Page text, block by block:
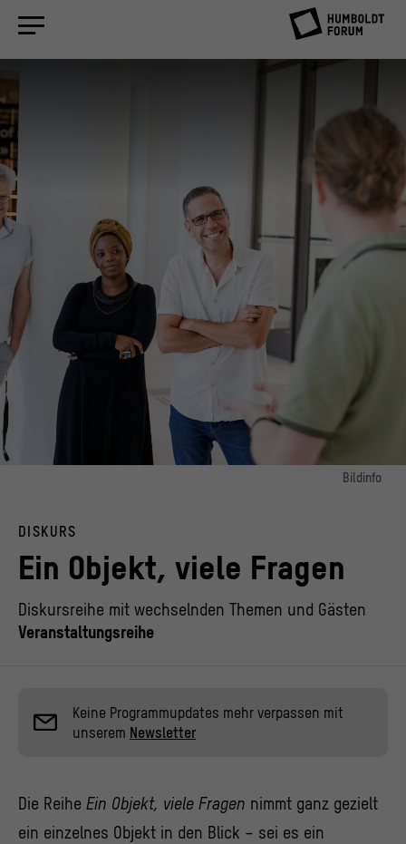
Bildinfo
DISKURS
Ein Objekt, viele Fragen
Diskursreihe mit wechselnden Themen und Gästen
Veranstaltungsreihe
Keine Programmupdates mehr verpassen mit
unserem Newsletter
Die Reihe Ein Objekt, viele Fragen nimmt ganz gezielt
ein einzelnes Objekt in den Blick – sei es ein